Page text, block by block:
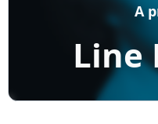
Line
A